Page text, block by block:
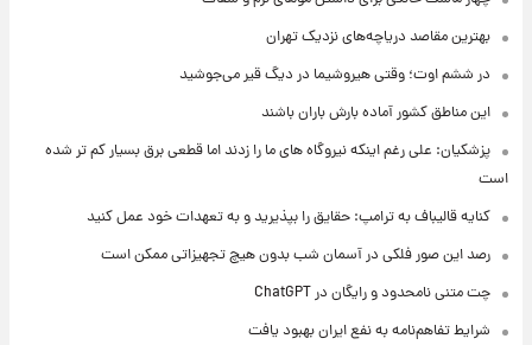
بهترین مقاصد دریاچه‌های نزدیک تهران
در ششم اوت؛ وقتی هیروشیما در دیگ قیر می‌جوشید
این مناطق کشور آماده بارش باران باشند
پزشکیان: علی رغم اینکه نیروگاه های ما را زدند اما قطعی برق بسیار کم تر شده
است
کنایه قالیباف به ترامپ: حقایق را بپذیرید و به تعهدات خود عمل کنید
رصد این صور فلکی در آسمان شب بدون هیچ تجهیزاتی ممکن است
چت متنی نامحدود و رایگان در ChatGPT
شرایط تفاهم‌نامه به نفع ایران بهبود یافت